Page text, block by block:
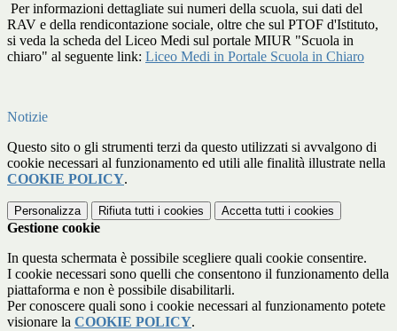
Per informazioni dettagliate sui numeri della scuola, sui dati del
RAV e della rendicontazione sociale, oltre che sul PTOF d'Istituto,
si veda la scheda del Liceo Medi sul portale MIUR "Scuola in
chiaro" al seguente link: Liceo Medi in Portale Scuola in Chiaro
Notizie
Questo sito o gli strumenti terzi da questo utilizzati si avvalgono di
cookie necessari al funzionamento ed utili alle finalità illustrate nella
COOKIE POLICY.
Personalizza Rifiuta tutti i cookies Accetta tutti i cookies
Gestione cookie
In questa schermata è possibile scegliere quali cookie consentire.
I cookie necessari sono quelli che consentono il funzionamento della
piattaforma e non è possibile disabilitarli.
Per conoscere quali sono i cookie necessari al funzionamento potete
visionare la COOKIE POLICY.